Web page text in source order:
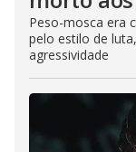
Peso-mosca era
pelo estilo de
agressividade